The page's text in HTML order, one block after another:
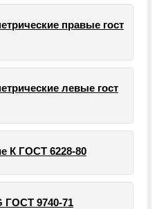
правые гост
левые гост
К ГОСТ 6228-80
ГОСТ 9740-71